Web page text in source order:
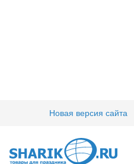
Новая версия сайта
Товары для праздника/
пастель 14" Школа это круто!